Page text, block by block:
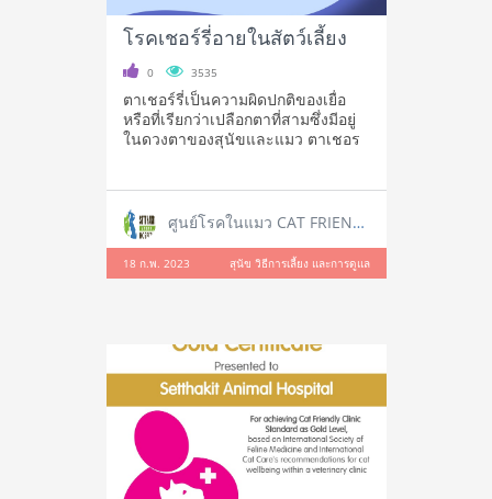
โรคเชอร์รี่อายในสัตว์เลี้ยง
0 3535
ตาเชอร์รี่เป็นความผิดปกติของเยื่อ
หรือที่เรียกว่าเปลือกตาที่สามซึ่งมีอยู่
ในดวงตาของสุนัขและแมว ตาเชอร
ศูนย์โรคในแมว CAT FRIENDLY CLINIC
18 ก.พ. 2023 สุนัข วิธีการเลี้ยง และการดูแล